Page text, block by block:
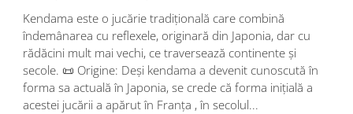
Kendama este o jucărie tradițională care combină
îndemânarea cu reflexele, originară din Japonia, dar cu
rădăcini mult mai vechi, ce traversează continente și
secole. 📜 Origine: Deși kendama a devenit cunoscută în
forma sa actuală în Japonia, se crede că forma inițială a
acestei jucării a apărut în Franța , în secolul...